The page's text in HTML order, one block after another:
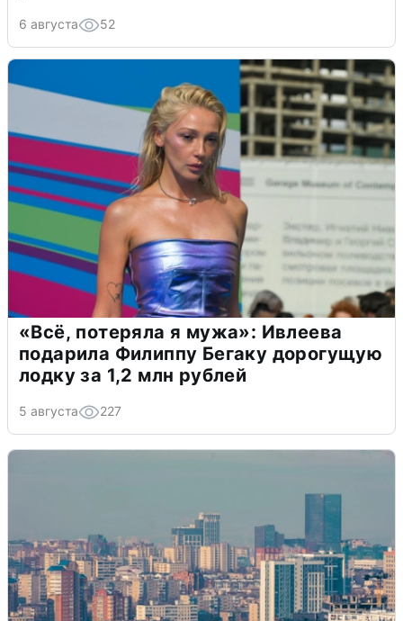
6 августа 52
«Всё, потеряла я мужа»: Ивлеева
подарила Филиппу Бегаку дорогущую
лодку за 1,2 млн рублей
5 августа 227